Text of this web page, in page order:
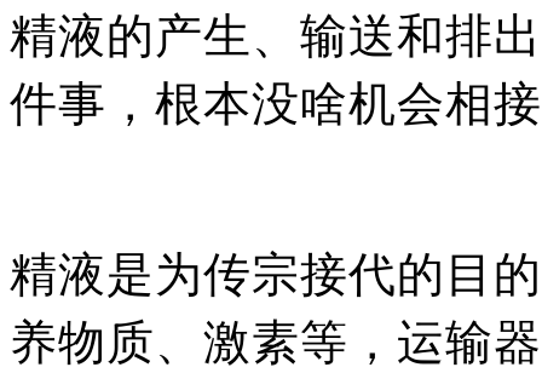
精液的产生、输送和排
件事，根本没啥机会相
精液是为传宗接代的目
养物质、激素等，运输